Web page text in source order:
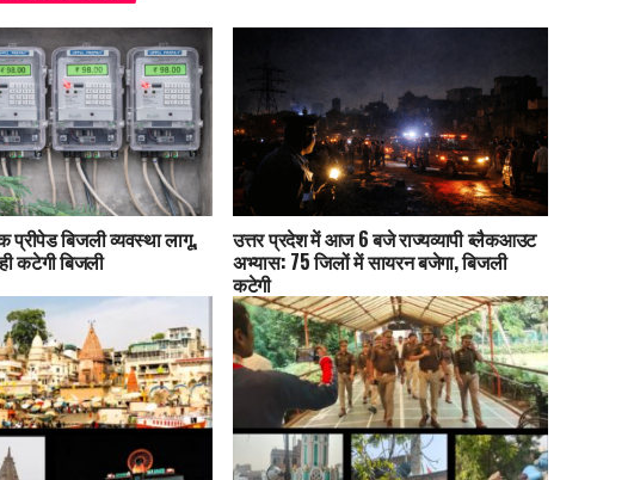
प्रीपेड बिजली व्यवस्था लागू,
कटेगी बिजली
उत्तर प्रदेश में आज 6 बजे राज्यव्यापी ब्लैकआउट
अभ्यास: 75 जिलों में सायरन बजेगा, बिजली
कटेगी